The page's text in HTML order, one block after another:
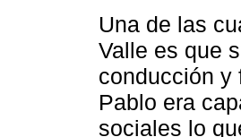
Una de las
Valle es que
conducción y
Pablo era
sociales lo